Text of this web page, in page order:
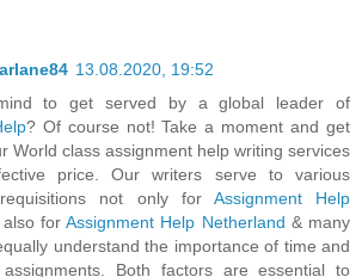
13.08.2020, 19:52
to get served by a global leader of
? Of course not! Take a moment and get
World class assignment help writing services
price. Our writers serve to various
not only for Assignment Help
for Assignment Help Netherland & many
understand the importance of time and
Both factors are essential to